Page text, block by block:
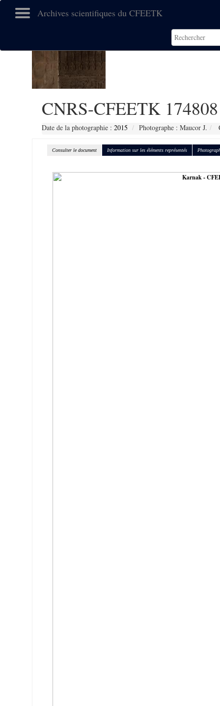
Archives scientifiques du CFEETK
CNRS-CFEETK 174808
Date de la photographie : 2015 Photographe : Maucor J.
Consulter le document Information sur les éléments représentés